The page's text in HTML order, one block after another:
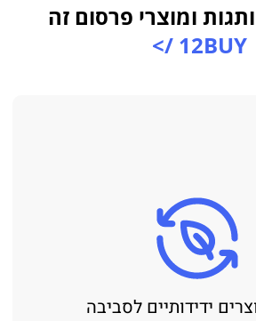
ומוצרי פרסום זה
12BUY />
ידידותיים לסביבה